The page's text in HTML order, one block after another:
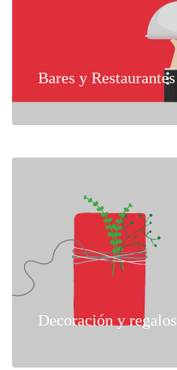
Bares y Restaurantes
Decoración y regalos